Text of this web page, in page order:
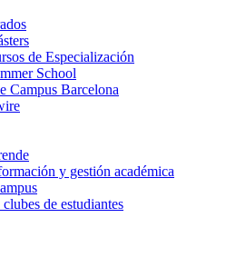
de Especialización
School
Campus Barcelona
y gestión académica
de estudiantes